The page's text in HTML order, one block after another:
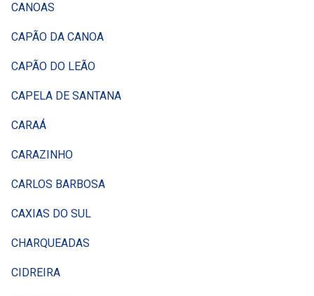
CANOAS
CAPÃO DA CANOA
CAPÃO DO LEÃO
CAPELA DE SANTANA
CARAÁ
CARAZINHO
CARLOS BARBOSA
CAXIAS DO SUL
CHARQUEADAS
CIDREIRA